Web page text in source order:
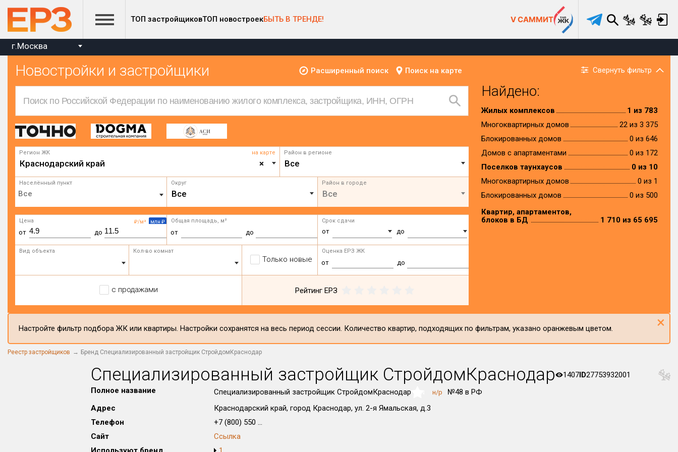
ТОП застройщиковТОП новостроекБЫТЬ В ТРЕНДЕ! V САММИТ
г.Москва
Новостройки и застройщики Расширенный поиск Поиск на карте Свернуть фильтр
Регион ЖК на карте
×
Краснодарский край
Район в регионе
Все
Населённый пункт Округ
Все
Район в городе
Все
₽/м² млн ₽
Цена
от до
Общая площадь, м²
от до
Срок сдачи
от до
Вид объекта Кол-во комнат
Только новые
Оценка ЕРЗ ЖК
от до
с продажами Рейтинг ЕРЗ
Найдено:
Жилых комплексов
1 из 783
Многоквартирных домов
22 из 3 375
Блокированных домов
0 из 646
Домов с апартаментами
0 из 172
Поселков таунхаусов
0 из 10
Многоквартирных домов
0 из 1
Блокированных домов
0 из 500
Квартир, апартаментов,
блоков в БД
1 710 из 65 695
Настройте фильтр подбора ЖК или квартиры. Настройки сохранятся на весь период сессии. Количество квартир, подходящих по фильтрам, указано оранжевым цветом. ×
Реестр застройщиков Бренд Специализированный застройщик СтройдомКраснодар
Специализированный застройщик СтройдомКраснодар 1407ID27753932001
Полное название
Специализированный застройщик СтройдомКраснодар н/р
№48 в РФ
Адрес
Краснодарский край, город Краснодар, ул. 2-я Ямальская, д.3
Телефон
+7 (800) 550 ...
Сайт
Ссылка